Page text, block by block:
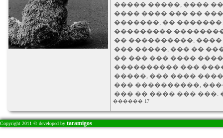
����� �����, ����
���� ���� ��� ��
�������, ��
���������
�� ����������,
��� �����, ��� ��
�� ��� ��� ����
���������� ���
�����, ��� ����
��� ����������,
��� �� ���� ��� ���.
������ 17
Copyright 2011 © developed by taramigos